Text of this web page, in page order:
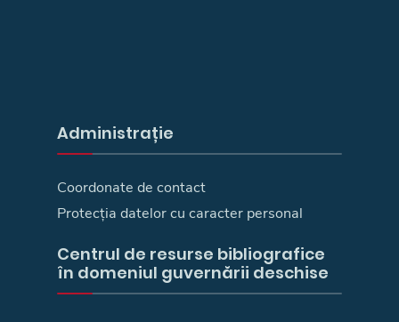
Administrație
Coordonate de contact
Protecția datelor cu caracter personal
Centrul de resurse bibliografice
în domeniul guvernării deschise